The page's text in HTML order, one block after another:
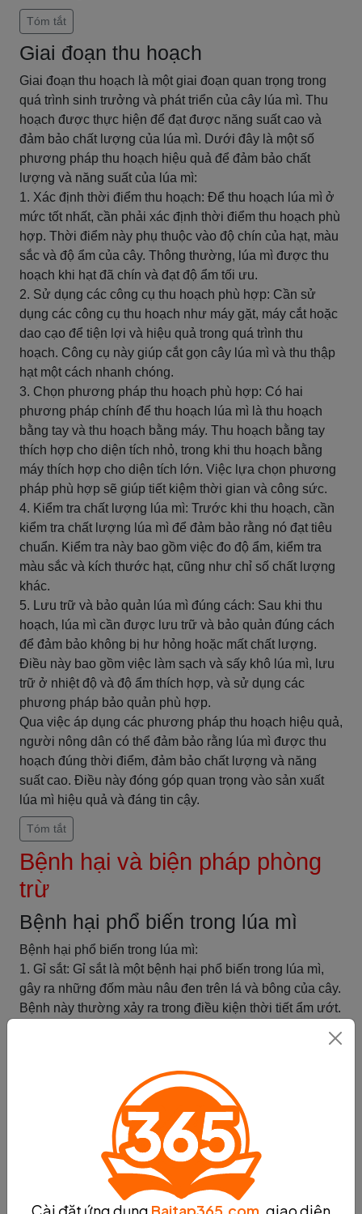
Tóm tắt
Giai đoạn thu hoạch
Giai đoạn thu hoạch là một giai đoạn quan trọng trong
quá trình sinh trưởng và phát triển của cây lúa mì. Thu
hoạch được thực hiện để đạt được năng suất cao và
đảm bảo chất lượng của lúa mì. Dưới đây là một số
phương pháp thu hoạch hiệu quả để đảm bảo chất
lượng và năng suất của lúa mì:
1. Xác định thời điểm thu hoạch: Để thu hoạch lúa mì ở
mức tốt nhất, cần phải xác định thời điểm thu hoạch phù
hợp. Thời điểm này phụ thuộc vào độ chín của hạt, màu
sắc và độ ẩm của cây. Thông thường, lúa mì được thu
hoạch khi hạt đã chín và đạt độ ẩm tối ưu.
2. Sử dụng các công cụ thu hoạch phù hợp: Cần sử
dụng các công cụ thu hoạch như máy gặt, máy cắt hoặc
dao cạo để tiện lợi và hiệu quả trong quá trình thu
hoạch. Công cụ này giúp cắt gọn cây lúa mì và thu thập
hạt một cách nhanh chóng.
3. Chọn phương pháp thu hoạch phù hợp: Có hai
phương pháp chính để thu hoạch lúa mì là thu hoạch
bằng tay và thu hoạch bằng máy. Thu hoạch bằng tay
thích hợp cho diện tích nhỏ, trong khi thu hoạch bằng
máy thích hợp cho diện tích lớn. Việc lựa chọn phương
pháp phù hợp sẽ giúp tiết kiệm thời gian và công sức.
4. Kiểm tra chất lượng lúa mì: Trước khi thu hoạch, cần
kiểm tra chất lượng lúa mì để đảm bảo rằng nó đạt tiêu
chuẩn. Kiểm tra này bao gồm việc đo độ ẩm, kiểm tra
màu sắc và kích thước hạt, cũng như chỉ số chất lượng
khác.
5. Lưu trữ và bảo quản lúa mì đúng cách: Sau khi thu
hoạch, lúa mì cần được lưu trữ và bảo quản đúng cách
để đảm bảo không bị hư hỏng hoặc mất chất lượng.
Điều này bao gồm việc làm sạch và sấy khô lúa mì, lưu
trữ ở nhiệt độ và độ ẩm thích hợp, và sử dụng các
phương pháp bảo quản phù hợp.
Qua việc áp dụng các phương pháp thu hoạch hiệu quả,
người nông dân có thể đảm bảo rằng lúa mì được thu
hoạch đúng thời điểm, đảm bảo chất lượng và năng
suất cao. Điều này đóng góp quan trọng vào sản xuất
lúa mì hiệu quả và đáng tin cậy.
Tóm tắt
Bệnh hại và biện pháp phòng
trừ
Bệnh hại phổ biến trong lúa mì
Bệnh hại phổ biến trong lúa mì:
1. Gỉ sắt: Gỉ sắt là một bệnh hại phổ biến trong lúa mì,
gây ra những đốm màu nâu đen trên lá và bông của cây.
Bệnh này thường xảy ra trong điều kiện thời tiết ẩm ướt.
thường xảy ra khi cây lúa mì còn non và đang trong giai
đoạn sinh trưởng mạnh. Bệnh này gây ra những đốm
màu vàng trên lá, sau đó lan rộng và chết cây. Đạo ôn
ảnh hưởng đến sự phát triển của lúa mì và có thể gây
mất năng suất lớn.
3. Nấm lá: Nấm lá là một bệnh hại phổ biến trong lúa mì,
gây ra những đốm màu vàng hoặc nâu trên lá cây. Bệnh